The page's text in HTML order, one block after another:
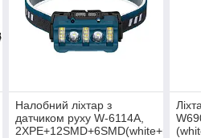
Налобний ліхтар з
датчиком руху W-6114A,
2XPE+12SMD+6SMD(white+red),